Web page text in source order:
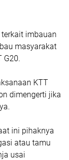
imbauan
masyarakat
G20.
KTT
dimengerti jika
ini pihaknya
atau tamu
usai